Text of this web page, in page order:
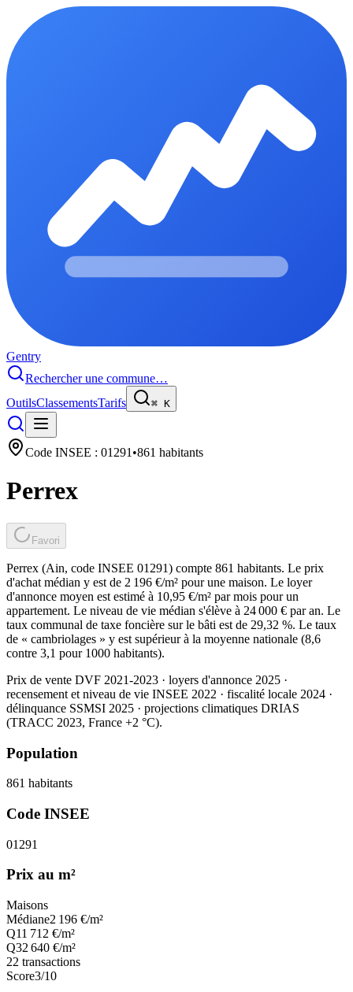
Gentry
Rechercher une commune…
OutilsClassementsTarifs ⌘ K
Code INSEE : 01291 •861 habitants
Perrex
Favori
Perrex (Ain, code INSEE 01291) compte 861 habitants. Le prix
d'achat médian y est de 2 196 €/m² pour une maison. Le loyer
d'annonce moyen est estimé à 10,95 €/m² par mois pour un
appartement. Le niveau de vie médian s'élève à 24 000 € par an. Le
taux communal de taxe foncière sur le bâti est de 29,32 %. Le taux
de « cambriolages » y est supérieur à la moyenne nationale (8,6
contre 3,1 pour 1000 habitants).
Prix de vente DVF 2021-2023 · loyers d'annonce 2025 ·
recensement et niveau de vie INSEE 2022 · fiscalité locale 2024 ·
délinquance SSMSI 2025 · projections climatiques DRIAS
(TRACC 2023, France +2 °C).
Population
861 habitants
Code INSEE
01291
Prix au m²
Maisons
Médiane2 196 €/m²
Q11 712 €/m²
Q32 640 €/m²
22 transactions
Score3/10